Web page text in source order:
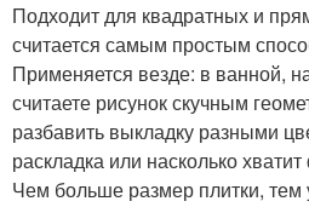
Подходит для квадратных и
считается самым простым
Применяется везде: в ванной,
считаете рисунок скучным
разбавить выкладку разными
раскладка или насколько
Чем больше размер плитки, тем